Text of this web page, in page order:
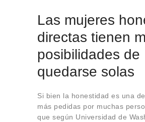
Las mujeres
directas tienen
posibilidades de
quedarse solas
Si bien la honestidad es una
más pedidas por muchas
que según Universidad de